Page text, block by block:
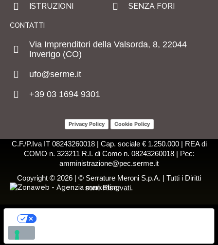
ISTRUZIONI SENZA FORI
CONTATTI
Via Imprenditori della Valsorda, 8, 22044
Inverigo (CO)
ufo@serme.it
+39 03 1694 9301
Privacy Policy Cookie Policy
C.F./P.Iva IT 08243260018 | Cap. sociale € 1.250.000 | REA di
COMO n. 323211 R.I. di Como n. 08243260018 | Pec:
amministrazione@pec.serme.it
Copyright © 2026 | © Serrature Meroni S.p.A. | Tutti i Diritti
sono Riservati.
Informativa sulla raccolta